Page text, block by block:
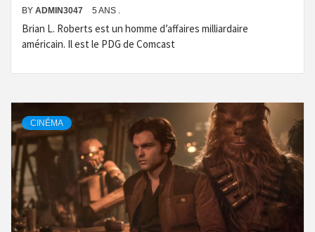
BY ADMIN3047 5 ANS .
Brian L. Roberts est un homme d’affaires milliardaire
américain. Il est le PDG de Comcast
CINÉMA